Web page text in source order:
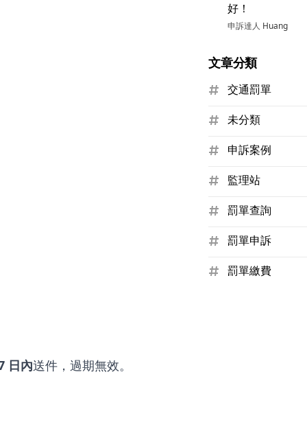
日內送件，過期無效。
好！
申訴達人 Huang
文章分類
交通罰單
未分類
申訴案例
監理站
罰單查詢
罰單申訴
罰單繳費